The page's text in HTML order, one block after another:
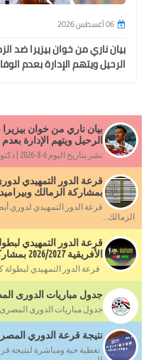
06 أغسطس 2026
بيان ناري من خوان بيزيرا ضد
الرحيل ويتهم الإدارة بعدم
بيان ناري من خوان
الرحيل ويتهم الإدارة بعدم
نشر بتاريخ اليوم 6-8-2026 | دكتور إيجي - dregy.net ...
بمشاركة الزمالك
الزمالك...
قرعة الدور التمهيدي
الأفريقية 2026/2027 بمشاركة الأهلي
قرعة الدور التمهيدي لبطولة
جدول مباريات الدورى المصرى
جدول مباريات الدورى المصرى 2026 - 2027 ...
نتيجة قرعة الدوري المصري
تغطية حية ومباشرة لنتيجة